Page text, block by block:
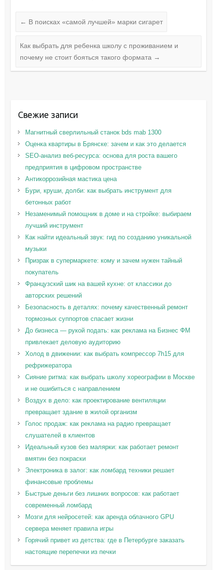
← В поисках «самой лучшей» марки сигарет
Как выбрать для ребенка школу с проживанием и
почему не стоит бояться такого формата →
Свежие записи
Магнитный сверлильный станок bds mab 1300
Оценка квартиры в Брянске: зачем и как это делается
SEO-анализ веб-ресурса: основа для роста вашего
предприятия в цифровом пространстве
Антикоррозийная мастика цена
Бури, круши, долби: как выбрать инструмент для
бетонных работ
Незаменимый помощник в доме и на стройке: выбираем
лучший инструмент
Как найти идеальный звук: гид по созданию уникальной
музыки
Призрак в супермаркете: кому и зачем нужен тайный
покупатель
Французский шик на вашей кухне: от классики до
авторских решений
Безопасность в деталях: почему качественный ремонт
тормозных суппортов спасает жизни
До бизнеса — рукой подать: как реклама на Бизнес ФМ
привлекает деловую аудиторию
Холод в движении: как выбрать компрессор 7h15 для
рефрижератора
Сияние ритма: как выбрать школу хореографии в Москве
и не ошибиться с направлением
Воздух в дело: как проектирование вентиляции
превращает здание в жилой организм
Голос продаж: как реклама на радио превращает
слушателей в клиентов
Идеальный кузов без малярки: как работает ремонт
вмятин без покраски
Электроника в залог: как ломбард техники решает
финансовые проблемы
Быстрые деньги без лишних вопросов: как работает
современный ломбард
Мозги для нейросетей: как аренда облачного GPU
сервера меняет правила игры
Горячий привет из детства: где в Петербурге заказать
настоящие перепечки из печки